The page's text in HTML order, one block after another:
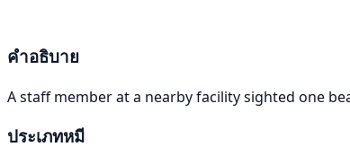
คำอธิบาย
A staff member at a nearby facility sighted one
ประเภทหมี